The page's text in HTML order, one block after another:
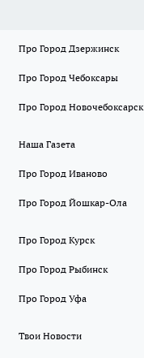
Про Город Дзержинск
Про Город Чебоксары
Про Город Новочебоксарск
Наша Газета
Про Город Иваново
Про Город Йошкар-Ола
Про Город Курск
Про Город Рыбинск
Про Город Уфа
Твои Новости